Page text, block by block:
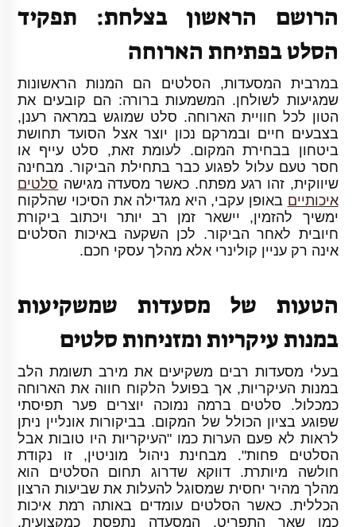
הרושם הראשון בצלחת: תפקיד
הסלט בפתיחת הארוחה
במרבית המסעדות, הסלטים הם המנות הראשונות
שמגיעות לשולחן. המשמעות ברורה: הם קובעים את
הטון לכל חוויית הארוחה. סלט שמוגש במראה רענן,
בצבעים חיים ובמרקם נכון יוצר אצל הסועד תחושת
ביטחון בבחירת המקום. לעומת זאת, סלט עייף או
חסר טעם עלול לפגוע כבר בתחילת הביקור. מבחינה
שיווקית, זהו רגע מפתח. כאשר מסעדה מגישה סלטים
איכותיים באופן עקבי, היא מגדילה את הסיכוי שהלקוח
ימשיך להזמין, יישאר זמן רב יותר ויכתוב ביקורת
חיובית לאחר הביקור. לכן השקעה באיכות הסלטים
אינה רק עניין קולינרי אלא מהלך עסקי חכם.
הטעות של מסעדות שמשקיעות
במנות עיקריות ומזניחות סלטים
בעלי מסעדות רבים משקיעים את מירב תשומת הלב
במנות העיקריות, אך בפועל הלקוח חווה את הארוחה
כמכלול. סלטים ברמה נמוכה יוצרים פער תפיסתי
שפוגע בציון הכולל של המקום. בביקורות אונליין ניתן
לראות לא פעם הערות כמו "העיקריות היו טובות אבל
הסלטים פחות". מבחינת ניהול מוניטין, זו נקודת
חולשה מיותרת. דווקא שדרוג תחום הסלטים הוא
מהלך מהיר יחסית שמסוגל להעלות את שביעות הרצון
הכללית. כאשר הסלטים עומדים באותה רמת איכות
כמו שאר התפריט, המסעדה נתפסת כמקצועית,